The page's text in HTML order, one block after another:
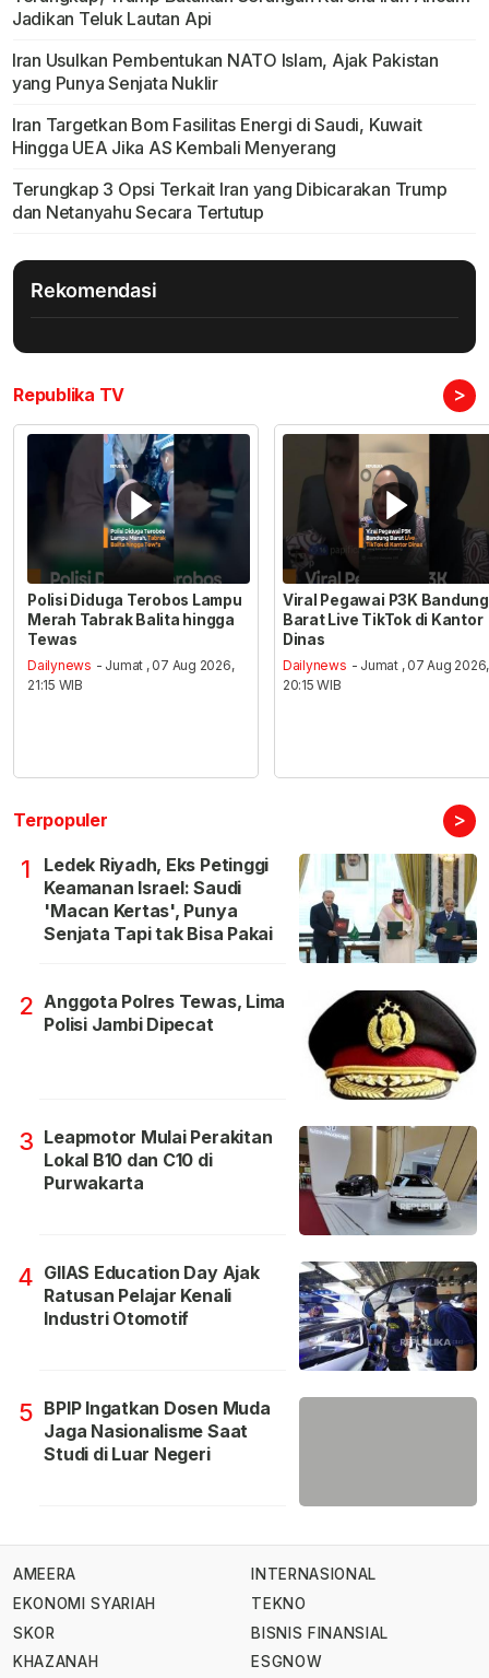
Jadikan Teluk Lautan Api
Iran Usulkan Pembentukan NATO Islam, Ajak Pakistan
yang Punya Senjata Nuklir
Iran Targetkan Bom Fasilitas Energi di Saudi, Kuwait
Hingga UEA Jika AS Kembali Menyerang
Terungkap 3 Opsi Terkait Iran yang Dibicarakan Trump
dan Netanyahu Secara Tertutup
Rekomendasi
Republika TV >
Polisi Diduga Terobos Lampu
Merah Tabrak Balita hingga
Tewas
Dailynews - Jumat , 07 Aug 2026,
21:15 WIB
Viral Pegawai P3K Bandung
Barat Live TikTok di Kantor
Dinas
Dailynews - Jumat , 07 Aug 2026,
20:15 WIB
Terpopuler >
1
Ledek Riyadh, Eks Petinggi
Keamanan Israel: Saudi
'Macan Kertas', Punya
Senjata Tapi tak Bisa Pakai
2 Anggota Polres Tewas, Lima
Polisi Jambi Dipecat
3 Leapmotor Mulai Perakitan
Lokal B10 dan C10 di
Purwakarta
4 GIIAS Education Day Ajak
Ratusan Pelajar Kenali
Industri Otomotif
5 BPIP Ingatkan Dosen Muda
Jaga Nasionalisme Saat
Studi di Luar Negeri
AMEERA
EKONOMI SYARIAH
SKOR
KHAZANAH
INTERNASIONAL
TEKNO
BISNIS FINANSIAL
ESGNOW